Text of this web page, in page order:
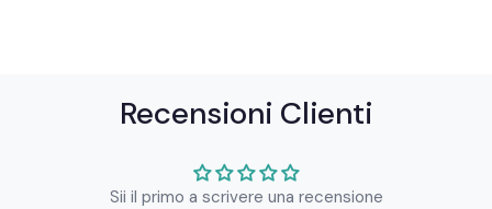
Recensioni Clienti
Sii il primo a scrivere una recensione